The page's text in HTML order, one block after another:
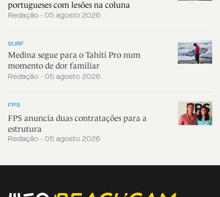
portugueses com lesões na coluna
Redação - 05 agosto 2026
SURF
Medina segue para o Tahiti Pro num
momento de dor familiar
Redação - 05 agosto 2026
FPS
FPS anuncia duas contratações para a
estrutura
Redação - 05 agosto 2026